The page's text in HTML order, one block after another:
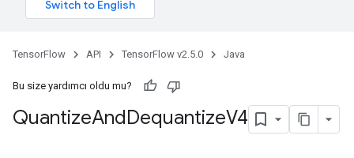
TensorFlow API TensorFlow v2.5.0 Java
Bu size yardımcı oldu mu?
QuantizeAndDequantizeV4